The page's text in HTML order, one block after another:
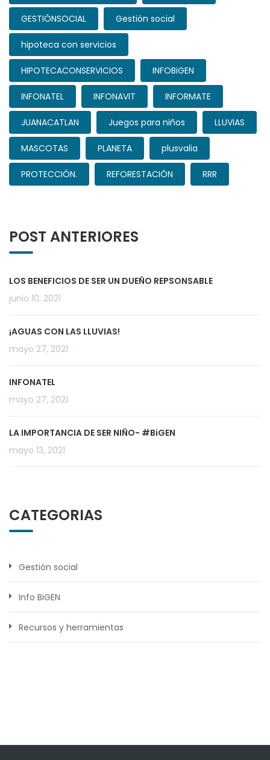
GESTIÓNSOCIAL Gestión social
hipoteca con servicios
HIPOTECACONSERVICIOS INFOBiGEN
INFONATEL INFONAVIT INFORMATE
JUANACATLAN Juegos para niños LLUVIAS
MASCOTAS PLANETA plusvalia
PROTECCIÓN. REFORESTACIÓN RRR
POST ANTERIORES
LOS BENEFICIOS DE SER UN DUEÑO REPSONSABLE
junio 10, 2021
¡AGUAS CON LAS LLUVIAS!
mayo 27, 2021
INFONATEL
mayo 27, 2021
LA IMPORTANCIA DE SER NIÑO- #BiGEN
mayo 13, 2021
CATEGORIAS
Gestión social
Info BiGEN
Recursos y herramientas